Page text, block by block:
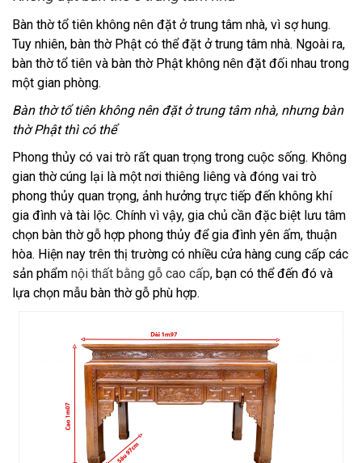
Bàn thờ tổ tiên không nên đặt ở trung tâm nhà, vì sợ hung.
Tuy nhiên, bàn thờ Phật có thể đặt ở trung tâm nhà. Ngoài ra,
bàn thờ tổ tiên và bàn thờ Phật không nên đặt đối nhau trong
một gian phòng.
Bàn thờ tổ tiên không nên đặt ở trung tâm nhà, nhưng bàn
thờ Phật thì có thể
Phong thủy có vai trò rất quan trọng trong cuộc sống. Không
gian thờ cúng lại là một nơi thiêng liêng và đóng vai trò
phong thủy quan trọng, ảnh hưởng trực tiếp đến không khí
gia đình và tài lộc. Chính vì vậy, gia chủ cần đặc biệt lưu tâm
chọn bàn thờ gỗ hợp phong thủy để gia đình yên ấm, thuận
hòa. Hiện nay trên thị trường có nhiều cửa hàng cung cấp các
sản phẩm nội thất bằng gỗ cao cấp, bạn có thể đến đó và
lựa chọn mẫu bàn thờ gỗ phù hợp.